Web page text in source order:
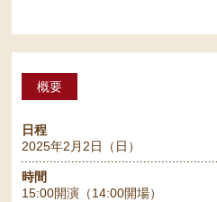
概要
日程
2025年2月2日（日）
時間
15:00開演（14:00開場）